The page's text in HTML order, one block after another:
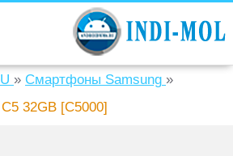
» Смартфоны Samsung »
32GB [C5000]